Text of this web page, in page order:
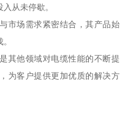
从未停歇。
市场需求紧密结合，其产品始
其他领域对电缆性能的不断提
为客户提供更加优质的解决方